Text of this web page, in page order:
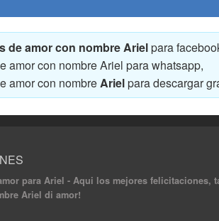
de amor con nombre Arielpara
amor con nombre Ariel para whatsapp,
amor con nombreArielpara descargar
para Ariel - Aqui los mejores felicitaciones,
Ariel di amor!